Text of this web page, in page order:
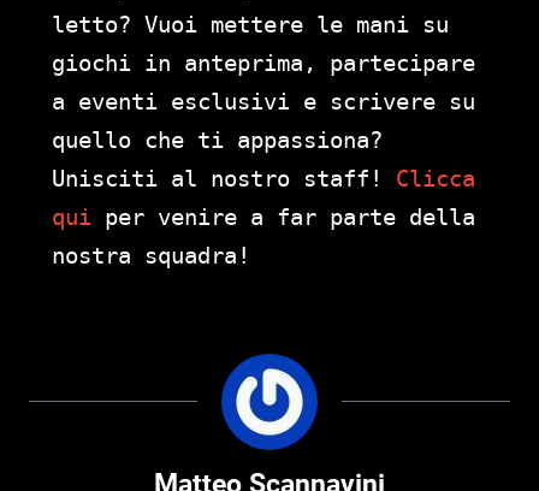
letto? Vuoi mettere le mani su
giochi in anteprima, partecipare
a eventi esclusivi e scrivere su
quello che ti appassiona?
Unisciti al nostro staff! Clicca
qui per venire a far parte della
nostra squadra!
Matteo Scannavini